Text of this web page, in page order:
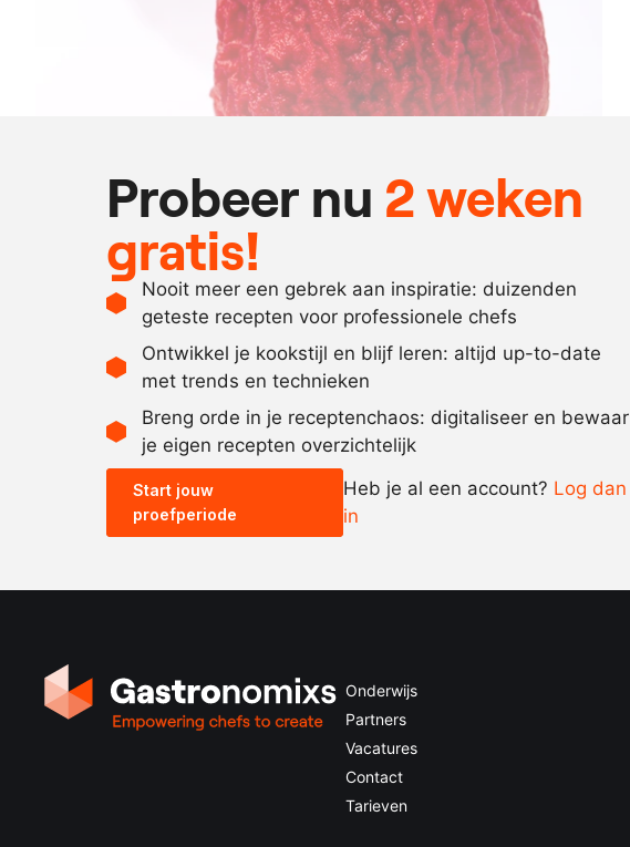
Probeer nu 2 weken
gratis!
Nooit meer een gebrek aan inspiratie: duizenden
geteste recepten voor professionele chefs
Ontwikkel je kookstijl en blijf leren: altijd up-to-date
met trends en technieken
Breng orde in je receptenchaos: digitaliseer en bewaar
je eigen recepten overzichtelijk
Start jouw
proefperiode
Heb je al een account? Log dan
in
Onderwijs
Partners
Vacatures
Contact
Tarieven